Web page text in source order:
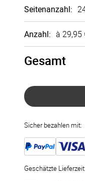
Seitenanzahl:
24 Seiten
26 Seiten
30 Seiten
32 Seiten
34 Seiten
Anzahl: à 29,95
Gesamt
Sicher bezahlen mit:
Geschätzte Lieferzeit